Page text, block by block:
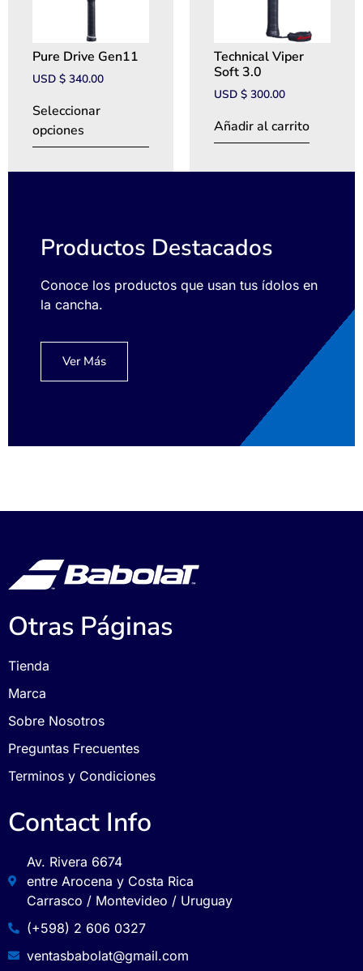
Productos Destacados
Conoce los productos que usan tus ídolos en
la cancha.
Ver Más
Pure Drive Gen11
USD $ 340.00
Seleccionar
opciones
Technical Viper
Soft 3.0
USD $ 300.00
Añadir al carrito
Otras Páginas
Tienda
Marca
Sobre Nosotros
Preguntas Frecuentes
Terminos y Condiciones
Contact Info
Av. Rivera 6674
entre Arocena y Costa Rica
Carrasco / Montevideo / Uruguay
(+598) 2 606 0327
ventasbabolat@gmail.com